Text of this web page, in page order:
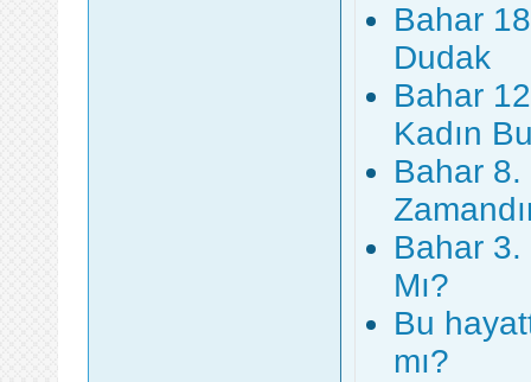
Bahar
Dudak
Bahar
Kadın
Bahar
Bahar 3.
Mı?
Bu
mı?